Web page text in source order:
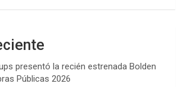
presentó la recién estrenada Bolden
Públicas 2026